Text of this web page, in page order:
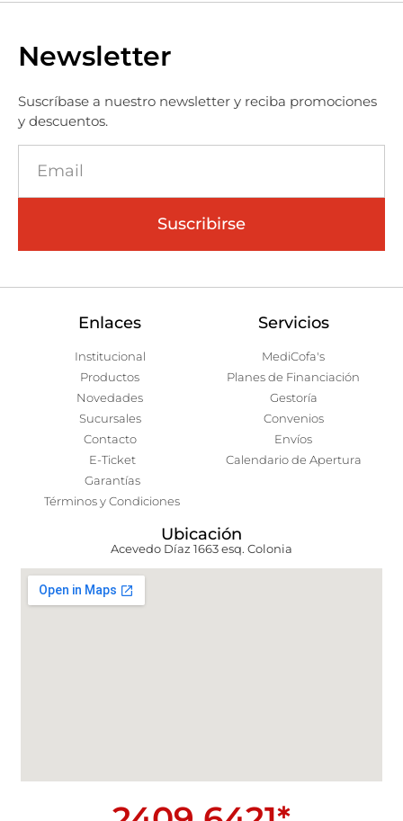
Newsletter
Suscríbase a nuestro newsletter y reciba promociones
y descuentos.
Suscribirse
Enlaces
Institucional
Productos
Novedades
Sucursales
Contacto
E-Ticket
Garantías
Términos y Condiciones
Servicios
MediCofa's
Planes de Financiación
Gestoría
Convenios
Envíos
Calendario de Apertura
Ubicación
Acevedo Díaz 1663 esq. Colonia